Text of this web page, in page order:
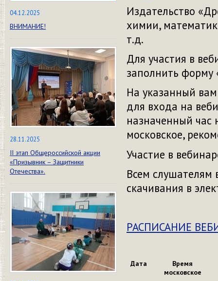
04.12.2025
ВНИМАНИЕ!
28.11.2025
II этап Общероссийской акции
«Призывник – Защитники
Отечества».
Издательство
химии,
т.д.
Для участия в
заполнить форму
На указанный
для входа на
назначенный час
московское,
Участие в
Всем слушателям
скачивания в
РАСПИСАНИЕ
Дата
Время
московское